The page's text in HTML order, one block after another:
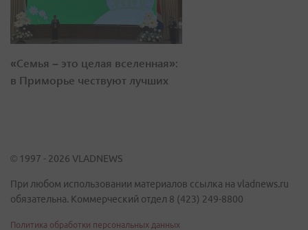
«Семья – это целая вселенная»:
в Приморье чествуют лучших
© 1997 - 2026 VLADNEWS
При любом использовании материалов ссылка на vladnews.ru
обязательна. Коммерческий отдел 8 (423) 249-8800
Политика обработки персональных данных